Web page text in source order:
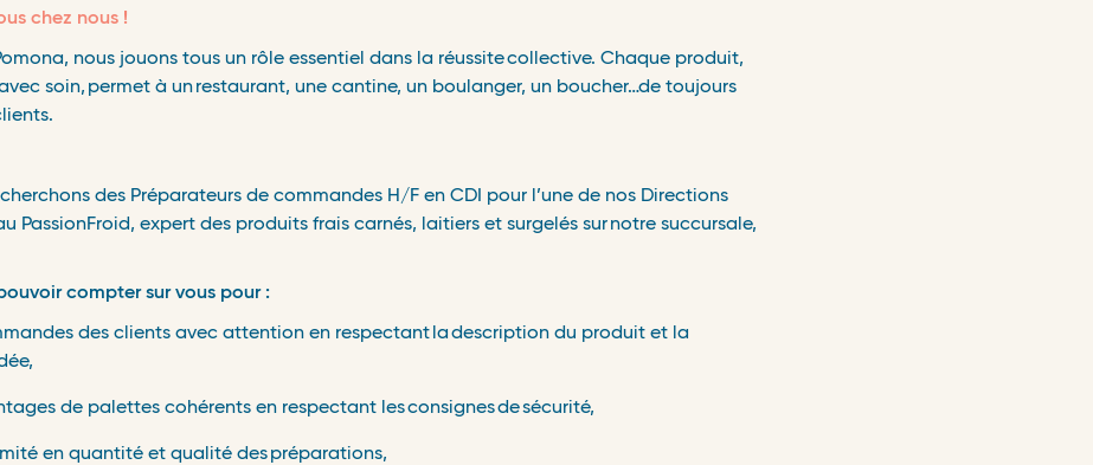
chez nous !
nous jouons tous un rô le essentiel dans la réussitecollective. Chaque produit,
soin, permet à unrestaurant, une cantine, un boulanger, un boucher…de toujours
des Préparateurs de commandes H/F en CDI pour l’une de nos Directions
PassionFroid, expert des produits frais carnés, laitiers et surgelés surnotre succursale,
compter sur vous pour :
des clients avec attention en respectant ladescription du produit et la
ée,
de palettes cohérents en respectant lesconsignesdesécurité,
en quantité et qualité despréparations,